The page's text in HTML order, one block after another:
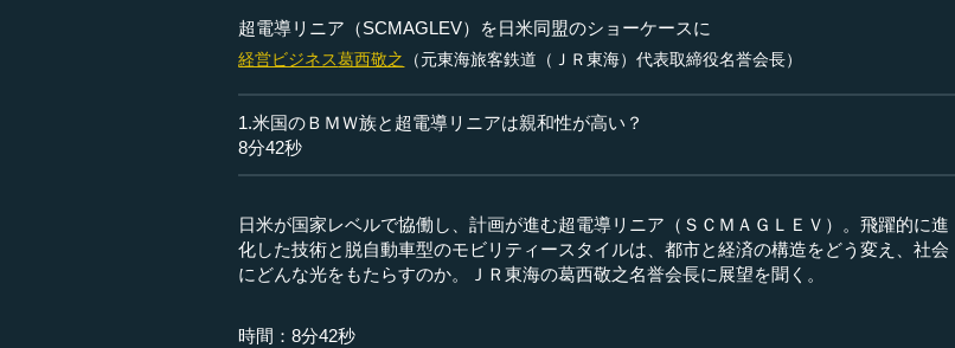
超電導リニア（SCMAGLEV）を日米同盟のショーケースに
経営ビジネス葛西敬之 （元東海旅客鉄道（ＪＲ東海）代表取締役名誉会長）
1.米国のＢＭＷ族と超電導リニアは親和性が高い？
8分42秒
日米が国家レベルで協働し、計画が進む超電導リニア（ＳＣＭＡＧＬＥＶ）。飛躍的に進
化した技術と脱自動車型のモビリティースタイルは、都市と経済の構造をどう変え、社会
にどんな光をもたらすのか。ＪＲ東海の葛西敬之名誉会長に展望を聞く。
時間：8分42秒